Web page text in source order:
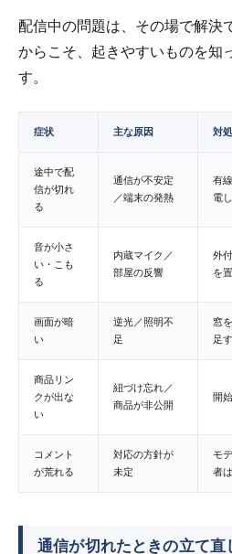
配信中の問題は、その場で解決
からこそ、起きやすいものを知
す。
症状 主な原因 対処
途中で配
信が切れ
る
通信が不安定
／端末の発熱
有
電
音が小さ
い・こも
る
内蔵マイク／
部屋の反響
外
を
画面が暗
い
逆光／照明不
足
窓
足す
商品リン
クが出な
い
紐づけ忘れ／
商品が非公開
開
コメント
が荒れる
対応の方針が
未定
モ
者
通信が切れたときの立て直